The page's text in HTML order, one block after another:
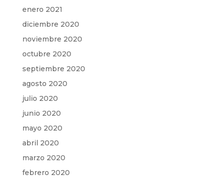
enero 2021
diciembre 2020
noviembre 2020
octubre 2020
septiembre 2020
agosto 2020
julio 2020
junio 2020
mayo 2020
abril 2020
marzo 2020
febrero 2020